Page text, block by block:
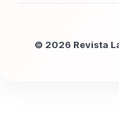
© 2026 Revista